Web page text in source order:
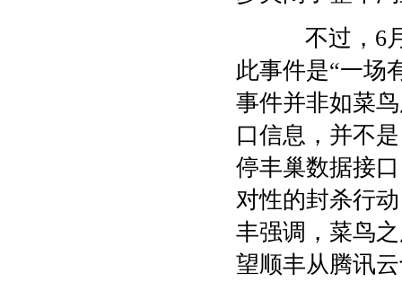
不过，6月
此事件是“一场
事件并非如菜
口信息，并不
停丰巢数据接
对性的封杀行
丰强调，菜鸟
望顺丰从腾讯